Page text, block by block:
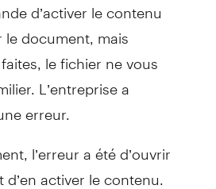
document, mais
le fichier ne vous
L’entreprise a
erreur.
l’erreur a été d’ouvrir
activer le contenu.